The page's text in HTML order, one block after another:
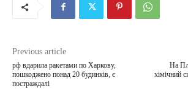
Previous article
рф вдарила ракетами по Харкову,
пошкоджено понад 20 будинків, є
постраждалі
На
хімічний